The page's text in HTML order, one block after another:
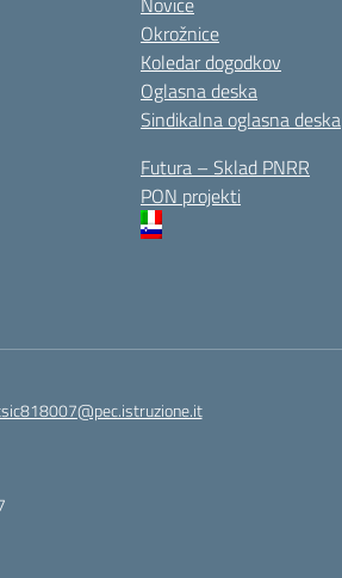
Okrožnice
Koledar dogodkov
Oglasna deska
Sindikalna oglasna deska
Futura – Sklad PNRR
PON projekti